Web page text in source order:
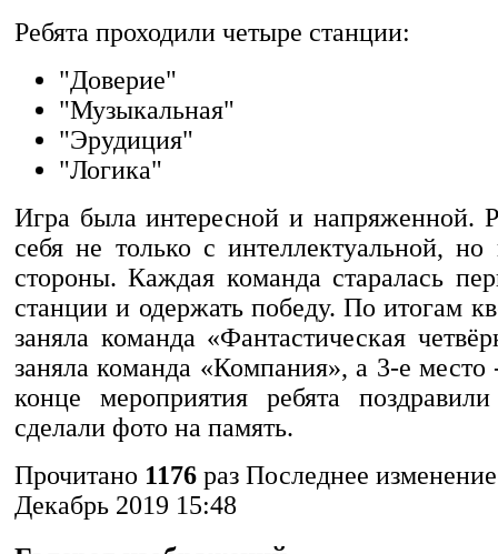
Ребята проходили четыре станции:
"Доверие"
"Музыкальная"
"Эрудиция"
"Логика"
Игра была интересной и напряженной.
себя не только с интеллектуальной, но
стороны. Каждая команда старалась
станции и одержать победу. По итогам
заняла команда «Фантастическая
заняла команда «Компания», а 3-е
конце мероприятия ребята
сделали фото на память.
Прочитано 1176 раз Последнее
Декабрь 2019 15:48